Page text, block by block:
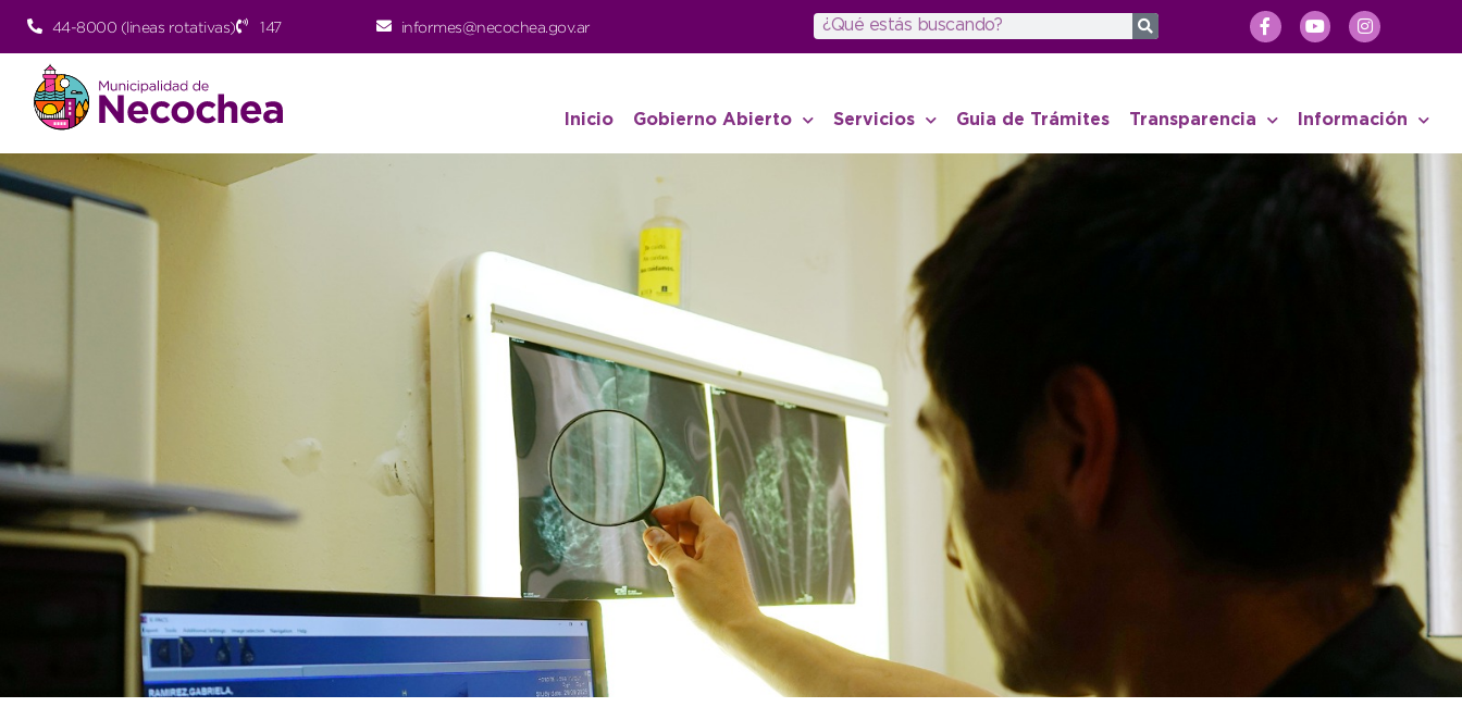
44-8000 (lineas rotativas) 147 informes@necochea.gov.ar
Inicio Gobierno Abierto Servicios Guia de Trámites Transparencia Información